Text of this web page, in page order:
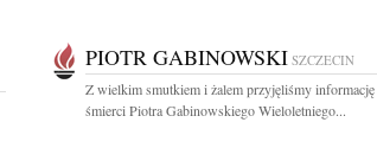
PIOTR GABINOWSKI SZCZECIN
Z wielkim smutkiem i żalem przyjęliśmy
śmierci Piotra Gabinowskiego Wieloletniego...